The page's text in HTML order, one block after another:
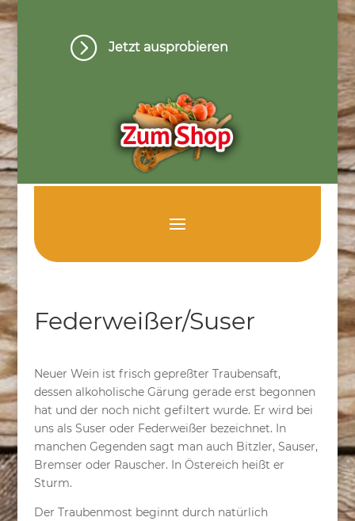
= Jetzt ausprobieren
Federweißer/Suser
Neuer Wein ist frisch gepreßter Traubensaft,
dessen alkoholische Gärung gerade erst begonnen
hat und der noch nicht gefiltert wurde. Er wird bei
uns als Suser oder Federweißer bezeichnet. In
manchen Gegenden sagt man auch Bitzler, Sauser,
Bremser oder Rauscher. In Östereich heißt er
Sturm.
Der Traubenmost beginnt durch natürlich